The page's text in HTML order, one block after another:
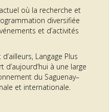
où la recherche et
diversifiée
et d’activités
Langage Plus
à une large
du Saguenay–
et internationale.